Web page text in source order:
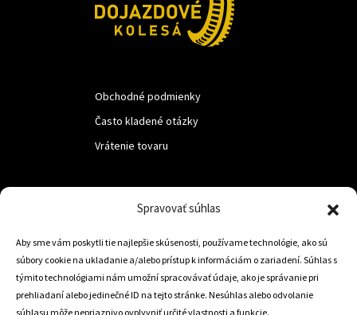
Spravovať súhlas
Aby sme vám poskytli tie najlepšie skúsenosti, používame technológie, ako sú
súbory cookie na ukladanie a/alebo prístup k informáciám o zariadení. Súhlas s
týmito technológiami nám umožní spracovávať údaje, ako je správanie pri
prehliadaní alebo jedinečné ID na tejto stránke. Nesúhlas alebo odvolanie
súhlasu môže nepriaznivo ovplyvniť určité vlastnosti a funkcie.
Obchodné podmienky
Často kladené otázky
Vrátenie tovaru
Trstená 02801